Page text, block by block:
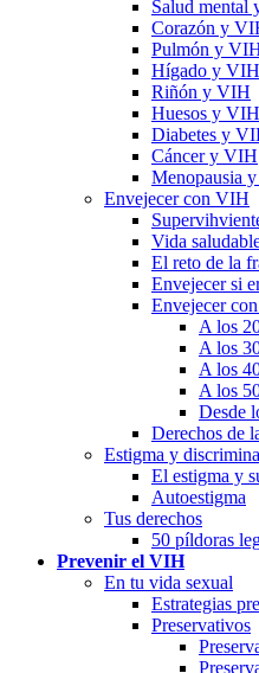
Salud mental
Corazón y
Pulmón y
Hígado y VIH
Riñón y VIH
Huesos y VIH
Diabetes y
Cáncer y VIH
Menopausia
Envejecer con VIH
Vida
El reto de la
Envejecer si
Envejecer
A los
A los
A los
A los
Desde
Derechos de
Estigma y
El estigma y
Autoestigma
Tus derechos
50 píldoras
Prevenir el VIH
En tu vida sexual
Estrategias
Preservativos